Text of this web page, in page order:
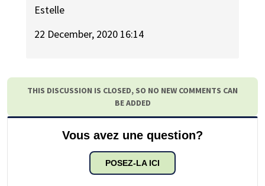
Estelle
22 December, 2020 16:14
THIS DISCUSSION IS CLOSED, SO NO NEW COMMENTS CAN
BE ADDED
Vous avez une question?
POSEZ-LA ICI